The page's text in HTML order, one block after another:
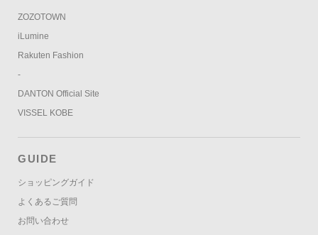
ZOZOTOWN
iLumine
Rakuten Fashion
-
DANTON Official Site
VISSEL KOBE
GUIDE
ショッピングガイド
よくあるご質問
お問い合わせ